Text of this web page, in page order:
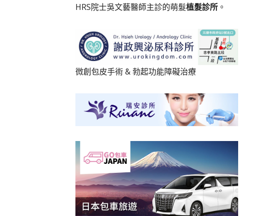
HRS院士吳文藝醫師主診的萌髮植髮診所。
微創包皮手術&勃起功能障礙治療